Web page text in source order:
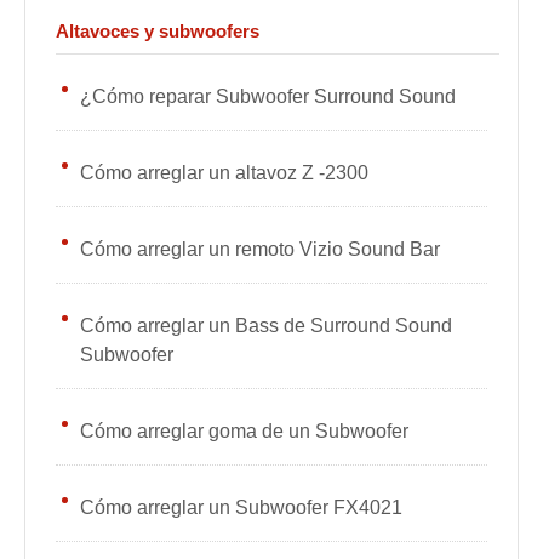
Altavoces y subwoofers
¿Cómo reparar Subwoofer Surround Sound
Cómo arreglar un altavoz Z -2300
Cómo arreglar un remoto Vizio Sound Bar
Cómo arreglar un Bass de Surround Sound
Subwoofer
Cómo arreglar goma de un Subwoofer
Cómo arreglar un Subwoofer FX4021